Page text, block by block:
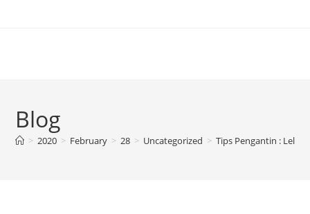
Blog
> 2020 > February > 28 > Uncategorized > Tips Pengantin :